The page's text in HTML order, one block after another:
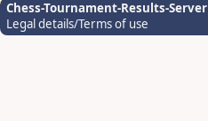
Chess-Tournament-Results-Server
Legal details/Terms of use